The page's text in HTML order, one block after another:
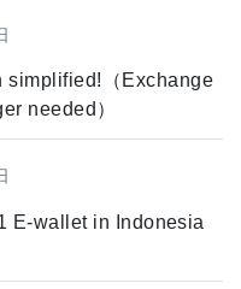
simplified!（Exchange
needed）
E-wallet in Indonesia